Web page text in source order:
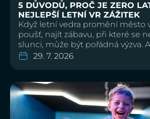
5 DŮVODŮ, PROČ JE ZERO
NEJLEPŠÍ LETNÍ VR ZÁŽITEK
Když letní vedra promění město
poušť, najít zábavu, při které se
slunci, může být pořádná výzva.
29. 7. 2026